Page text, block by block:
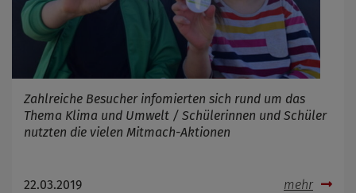
Zahlreiche Besucher infomierten sich rund um das
Thema Klima und Umwelt / Schülerinnen und Schüler
nutzten die vielen Mitmach-Aktionen
22.03.2019 mehr